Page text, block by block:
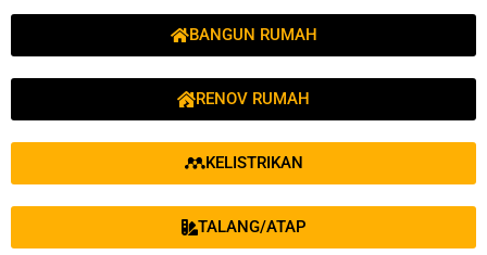
BANGUN RUMAH
RENOV RUMAH
KELISTRIKAN
TALANG/ATAP